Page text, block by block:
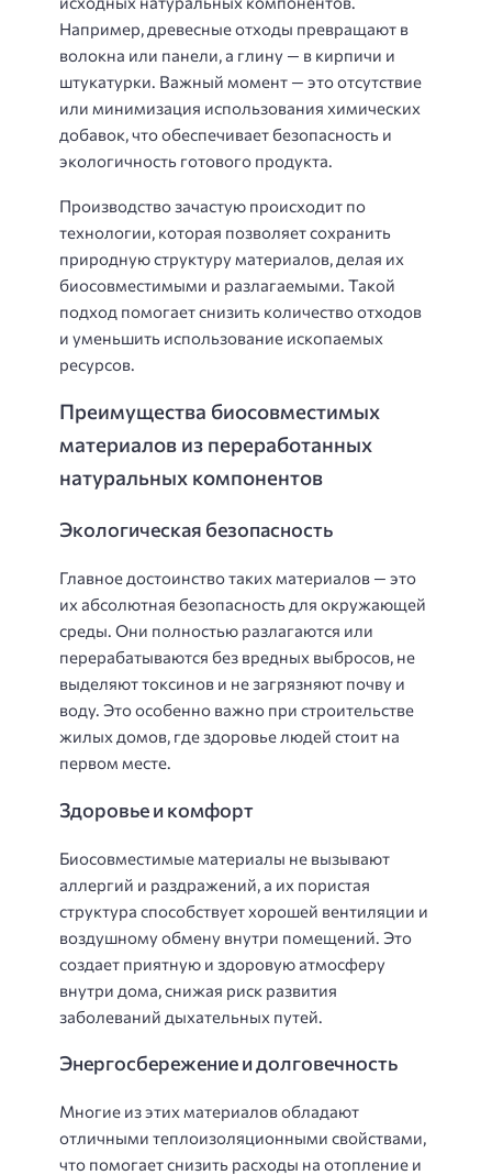
Например, древесные отходы превращают в
волокна или панели, а глину — в кирпичи и
штукатурки. Важный момент — это отсутствие
или минимизация использования химических
добавок, что обеспечивает безопасность и
экологичность готового продукта.
Производство зачастую происходит по
технологии, которая позволяет сохранить
природную структуру материалов, делая их
биосовместимыми и разлагаемыми. Такой
подход помогает снизить количество отходов
и уменьшить использование ископаемых
ресурсов.
Преимущества биосовместимых
материалов из переработанных
натуральных компонентов
Экологическая безопасность
Главное достоинство таких материалов — это
их абсолютная безопасность для окружающей
среды. Они полностью разлагаются или
перерабатываются без вредных выбросов, не
выделяют токсинов и не загрязняют почву и
воду. Это особенно важно при строительстве
жилых домов, где здоровье людей стоит на
первом месте.
Здоровье и комфорт
Биосовместимые материалы не вызывают
аллергий и раздражений, а их пористая
структура способствует хорошей вентиляции и
воздушному обмену внутри помещений. Это
создает приятную и здоровую атмосферу
внутри дома, снижая риск развития
заболеваний дыхательных путей.
Энергосбережение и долговечность
Многие из этих материалов обладают
отличными теплоизоляционными свойствами,
что помогает снизить расходы на отопление и